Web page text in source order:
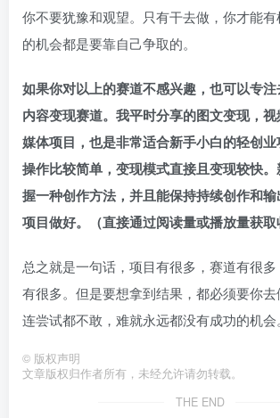
你不要犹豫和观望。只有干去做，你才能
的机会都是要靠自己争取的。
如果你对以上的赛道不感兴趣，也可以专
内容变现赛道。 我平时分享的图文变现，
媒体项目，也是非常适合新手小白的轻创
操作比较简单，变现模式直接且变现较快
握一种创作方法，并且能保持持续创作和
项目做好。（直接通过阅读量或播放量获取
总之就是一句话，项目有很多，赛道有很
有很多。但是要想拿到结果，都必须要你
连尝试都不敢，难就永远都没有成功的机会。
© 版权声明
文章版权归作者所有，未经允许请勿转载。
THE END